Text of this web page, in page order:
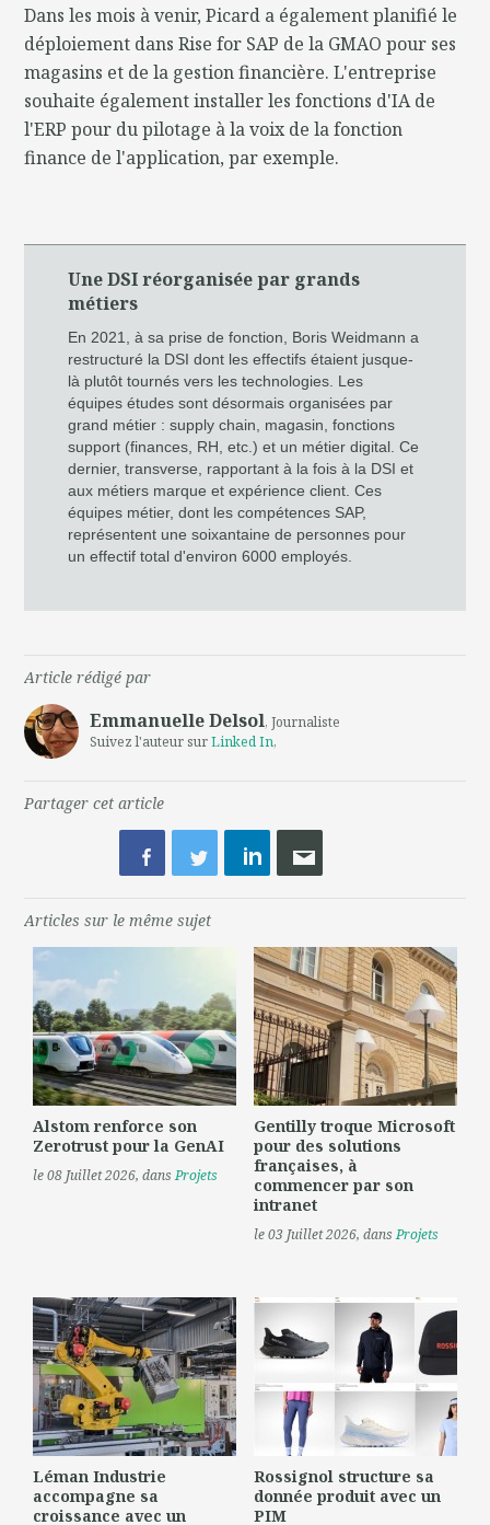
Dans les mois à venir, Picard a également planifié le
déploiement dans Rise for SAP de la GMAO pour ses
magasins et de la gestion financière. L'entreprise
souhaite également installer les fonctions d'IA de
l'ERP pour du pilotage à la voix de la fonction
finance de l'application, par exemple.
Une DSI réorganisée par grands
métiers
En 2021, à sa prise de fonction, Boris Weidmann a
restructuré la DSI dont les effectifs étaient jusque-
là plutôt tournés vers les technologies. Les
équipes études sont désormais organisées par
grand métier : supply chain, magasin, fonctions
support (finances, RH, etc.) et un métier digital. Ce
dernier, transverse, rapportant à la fois à la DSI et
aux métiers marque et expérience client. Ces
équipes métier, dont les compétences SAP,
représentent une soixantaine de personnes pour
un effectif total d'environ 6000 employés.
Article rédigé par
Emmanuelle Delsol, Journaliste
Suivez l'auteur surLinked In,
Partager cet article
Articles sur le même sujet
Alstom renforce son
Zerotrust pour la GenAI
le 08 Juillet 2026, dansProjets
Gentilly troque Microsoft
pour des solutions
françaises, à
commencer par son
intranet
le 03 Juillet 2026, dansProjets
Léman Industrie
accompagne sa
croissance avec un
Rossignol structure sa
donnée produit avec un
PIM